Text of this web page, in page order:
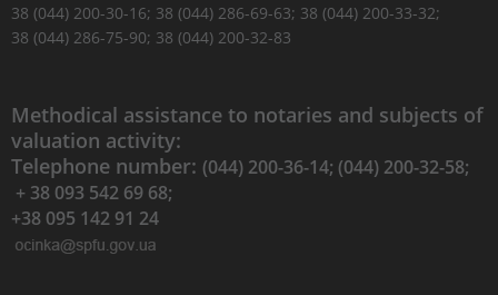
38 (044) 200-30-16; 38 (044) 286-69-63; 38 (044) 200-33-32;
38 (044) 286-75-90; 38 (044) 200-32-83
Methodical assistance to notaries and subjects of
valuation activity:
Telephone number: (044) 200-36-14; (044) 200-32-58;
+ 38 093 542 69 68;
+38 095 142 91 24